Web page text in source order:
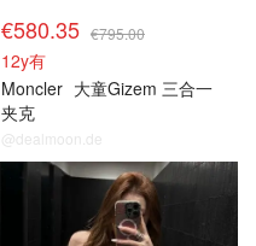
€580.35 €795.00
12y有
Moncler 大童Gizem 三合一
夹克
@dealmoon.de